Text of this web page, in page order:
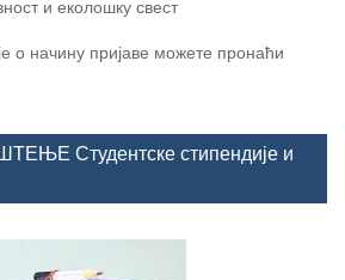
и еколошку свест
о начину пријаве можете пронаћи
Студентске стипендије и